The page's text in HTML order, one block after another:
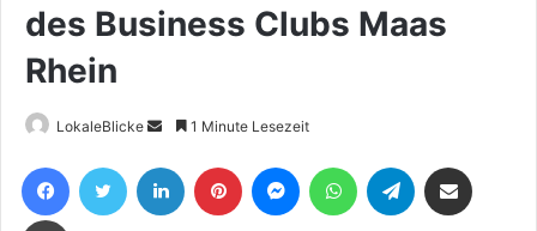
des Business Clubs Maas
Rhein
LokaleBlicke
Sende
eine
E-
1 Minute Lesezeit
FacebookTwitter LinkedIn Pinterest MessengerWhatsAppTelegram
Drucken